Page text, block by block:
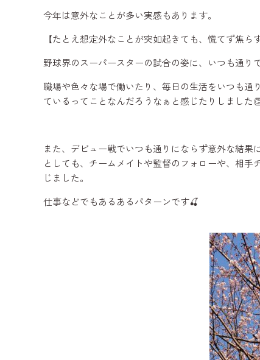
今年は意外なことが多い実感もあります。
【たとえ想定外なことが突如起きても、慌てず焦
野球界のスーパースターの試合の姿に、いつも通り
職場や色々な場で働いたり、毎日の生活をいつも
ているってことなんだろうなぁと感じたりしました
また、デビュー戦でいつも通りにならず意外な結
としても、チームメイトや監督のフォローや、相
じました。
仕事などでもあるあるパターンです🍒